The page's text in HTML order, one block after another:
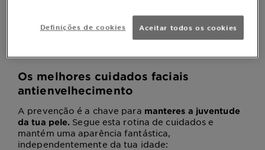
Os melhores cuidados faciais
antienvelhecimento
A prevenção é a chave para manteres a juventude
da tua pele. Segue esta rotina de cuidados e
mantém uma aparência fantástica,
independentemente da tua idade:
Definições de cookies Aceitar todos os cookies